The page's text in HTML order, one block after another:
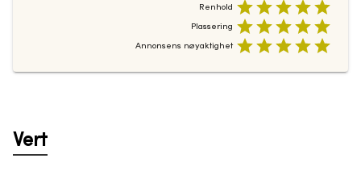
Renhold
Plassering
Annonsens nøyaktighet
Vert